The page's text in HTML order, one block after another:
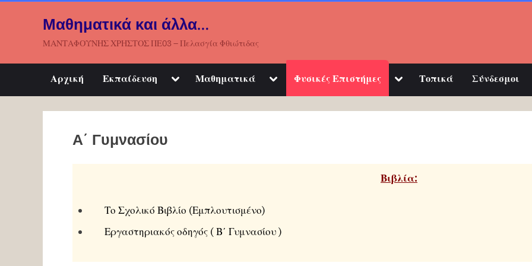
Μαθηματικά και άλλα…
ΜΑΝΤΑΦΟΥΝΗΣ ΧΡΗΣΤΟΣ ΠΕ03 – Πελασγία Φθιώτιδας
Αρχική Εκπαίδευση Μαθηματικά Φυσικές Επιστήμες Τοπικά Σύνδεσμοι
Α΄ Γυμνασίου
Βιβλία:
Το Σχολικό Βιβλίο (Εμπλουτισμένο)
Εργαστηριακός οδηγός ( Β΄ Γυμνασίου )